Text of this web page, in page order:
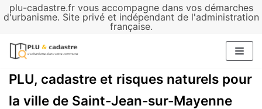
plu-cadastre.fr vous accompagne dans vos démarches
d'urbanisme. Site privé et indépendant de l'administration
française.
Aller
contenu
PLU, cadastre et risques naturels pour
la ville de Saint-Jean-sur-Mayenne